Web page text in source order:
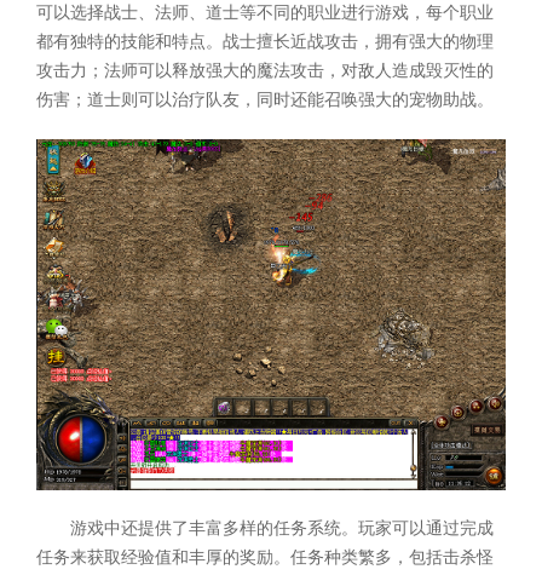
可以选择战士、法师、道士等不同的职业进行游戏，每个职业
都有独特的技能和特点。战士擅长近战攻击，拥有强大的物理
攻击力；法师可以释放强大的魔法攻击，对敌人造成毁灭性的
伤害；道士则可以治疗队友，同时还能召唤强大的宠物助战。
游戏中还提供了丰富多样的任务系统。玩家可以通过完成
任务来获取经验值和丰厚的奖励。任务种类繁多，包括击杀怪